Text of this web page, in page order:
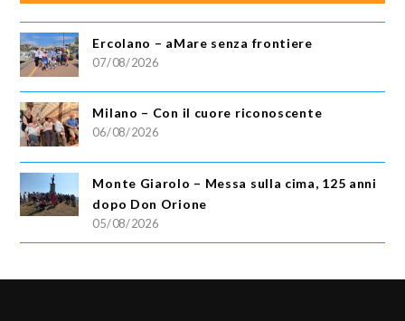
Ercolano – aMare senza frontiere
07/08/2026
Milano – Con il cuore riconoscente
06/08/2026
Monte Giarolo – Messa sulla cima, 125 anni
dopo Don Orione
05/08/2026